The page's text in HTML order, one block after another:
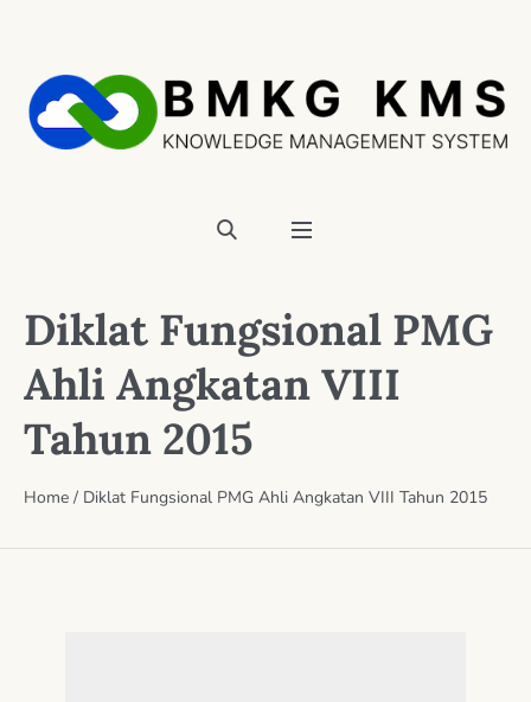
Diklat Fungsional PMG
Ahli Angkatan VIII
Tahun 2015
Home / Diklat Fungsional PMG Ahli Angkatan VIII Tahun 2015